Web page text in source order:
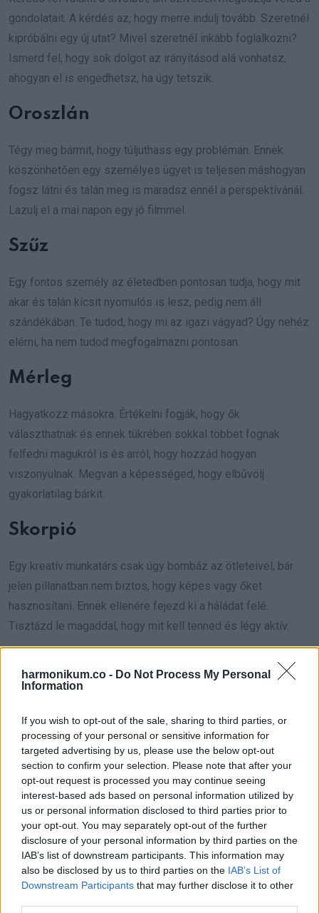
harmonikum.co - Do Not Process My Personal
Information
If you wish to opt-out of the sale, sharing to third parties, or
processing of your personal or sensitive information for
targeted advertising by us, please use the below opt-out
section to confirm your selection. Please note that after your
opt-out request is processed you may continue seeing
interest-based ads based on personal information utilized by
us or personal information disclosed to third parties prior to
your opt-out. You may separately opt-out of the further
disclosure of your personal information by third parties on the
IAB’s list of downstream participants. This information may
also be disclosed by us to third parties on the IAB’s List of
Downstream Participants that may further disclose it to other
gondolatait. A kérdés az, hogy merre indulj tovább. Szeretnél
kipróbálni egy új utat? Mivel szeretnél inkább foglalkozni?
Ismerd fel, hogy sok dolgot az irányításod alá vonhatsz,
ahogyan el is engedhetsz, ha úgy tetszik.
Oroszlán
Tégy meg bármit, hogy túljuthass egy problémán. Ennek
köszönhetően egy személyes ügyet is teljesen máshogyan
fogsz látni és talán meg is maradsz ennél a perspektívánál.
Lazulj el a mai napon egy jó filmmel.
Szűz
Egy fontos személy az életedben pontosan tudja, hogy mit
akar és talán kicsit nyomulós is lesz, pedig nem áll
szándékában. Te tudod, hogy mi az igazi vágyad? Úgy nehéz
elérni, ha nem tudod megfogalmazni pontosan.
Mérleg
Hagyatkozz másokra. Értékelni fogják, hogy ők
választhatnak és ennek tükrében sokkal többet fognak
felfedni magukról is és arról, hogy hozzád hogyan
viszonyulnak. Megvan a képességed, hogy elbűvölj
gyakorlatilag bárkit.
Skorpió
Egy kreatív munkatárs csak úgy bombáz az ötleteivel, bár
jelen pillanatban nem biztos, hogy képes vagy őket
hasznosítani. Ennek ellenére fejezd ki a háládat felé.
Tisztázd le magaddal, hogy mit kell tenned és légy aktív.
foglalkozol. A heves oldalad arra ösztökél, hogy sokkal
nyitottabb légy, ennek köszönhetően pedig sokkal jobban
bele fogsz látni abban, hogy mi zajlik a másik félben. Nem
kell elővigyázatosnak lenned ezzel a személlyel
Bak
Képes vagy rá, hogy bármivel megbirkózz, ami az utadba
kerül. Olyan helyzetbe kerülsz, amelyben komoly
beszélgetést kell lefolytatnod valakivel. Talán érdemes
volna egy másik perspektívát is megvizsgálni, így könnyen